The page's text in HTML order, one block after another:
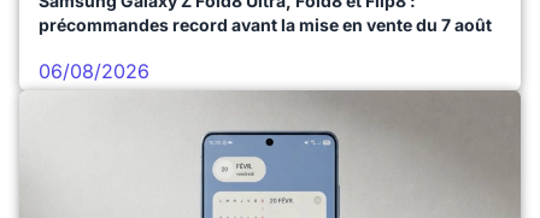
précommandes record avant la mise en vente du 7 août
06/08/2026